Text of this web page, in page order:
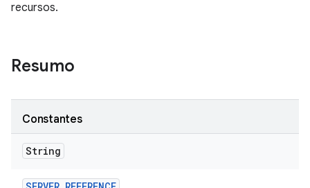
recursos.
Resumo
Constantes
String